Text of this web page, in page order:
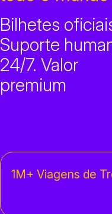
Bilhetes
Suporte
24/7. Valor
premium
1M+ Viagens de